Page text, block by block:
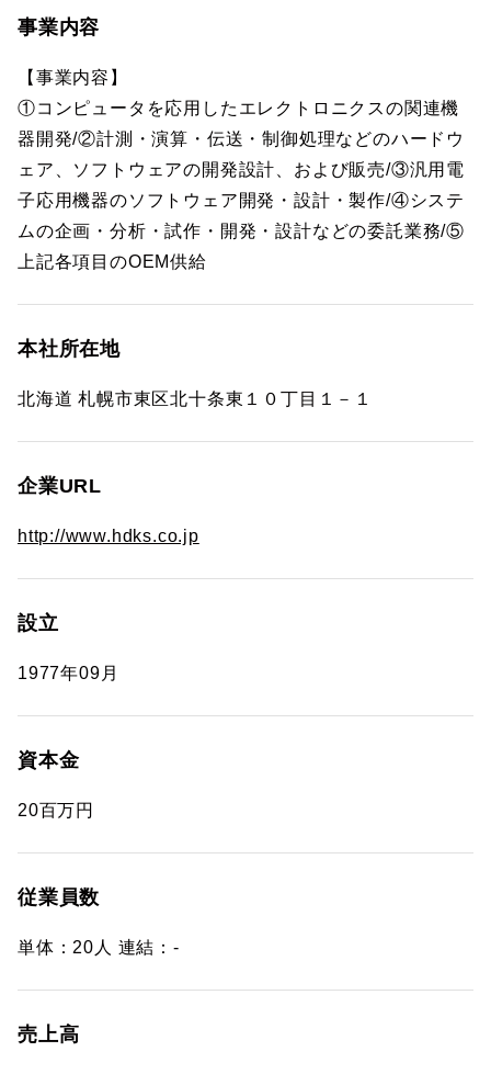
事業内容
【事業内容】
①コンピュータを応用したエレクトロニクスの関連機
器開発/②計測・演算・伝送・制御処理などのハードウ
ェア、ソフトウェアの開発設計、および販売/③汎用電
子応用機器のソフトウェア開発・設計・製作/④システ
ムの企画・分析・試作・開発・設計などの委託業務/⑤
上記各項目のOEM供給
本社所在地
北海道 札幌市東区北十条東１０丁目１－１
企業URL
http://www.hdks.co.jp
設立
1977年09月
資本金
20百万円
従業員数
単体：20人 連結：-
売上高